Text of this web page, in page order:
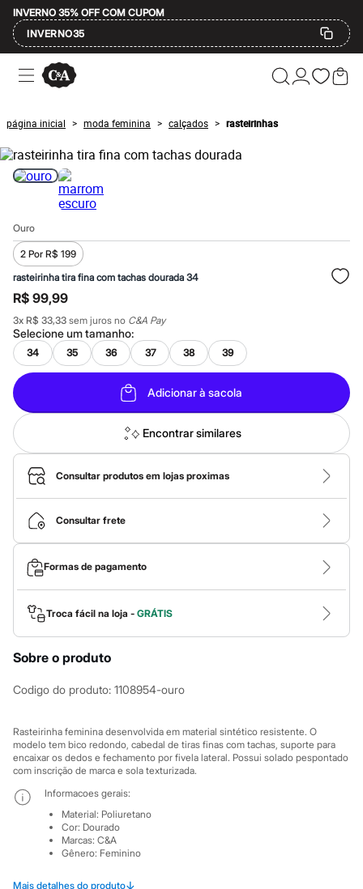
INVERNO 35% OFF COM CUPOM
INVERNO35
Ofertas
Compre por Departamento
Masculino
Infantil
Calçados
Mindse7
Plus Size
Até 20% off
Até 40% off
Até 60% off
A partir de 60% off
Feminino
Em alta
Inverno
Alfaiataria
Novidades
Roupas
Blusas e Camisetas
Básicos
Calças
Casacos e Jaquetas
Jeans
Macacões
Saias
Shorts e Bermudas
Vestidos
Acessórios
Bolsas
Bonés e Chapéus
Bijoux
Cintos
Óculos
Relógios
Calçados
Rasteirinhas
Sandálias
Sapatilhas
Tênis
City
Clock House
Sawary
Yessica
Moda esportiva
Acessórios
Blusas
Calçados
Leggings
Shorts e Bermudas
Moda íntima
página inicial > moda feminina > calçados > rasteirinhas
Ouro
2 Por R$ 199
rasteirinha tira fina com tachas dourada 34
R$ 99,99
3x R$ 33,33 sem juros no C&A Pay
Selecione umtamanho:
34 35 36 37 38 39
Adicionar à sacola
Encontrar similares
Consultar produtos em lojas proximas
Consultar frete
Formas de pagamento
Troca fácil na loja - GRÁTIS
Sobre o produto
Codigo do produto: 1108954-ouro
Rasteirinha feminina desenvolvida em material sintético resistente. O
modelo tem bico redondo, cabedal de tiras finas com tachas, suporte para
encaixar os dedos e fechamento por fivela lateral. Possui solado pespontado
com inscrição de marca e sola texturizada.
Mais detalhes do produto↓
Informacoes gerais:
Material: Poliuretano
Cor: Dourado
Marcas: C&A
Gênero: Feminino